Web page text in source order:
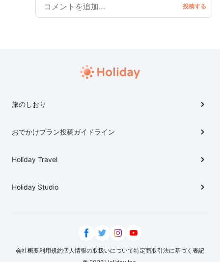
所です🌱
旅のしおり
おでかけプラン投稿ガイドライン
Holiday Travel
Holiday Studio
会社概要利用規約個人情報の取扱いについて特定商取引法に基づく表記